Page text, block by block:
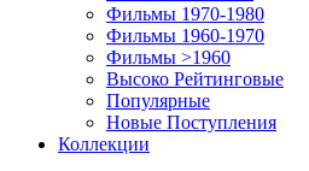
Фильмы 1970-1980
Фильмы 1960-1970
Фильмы >1960
Высоко Рейтинговые
Популярные
Новые Поступления
Коллекции